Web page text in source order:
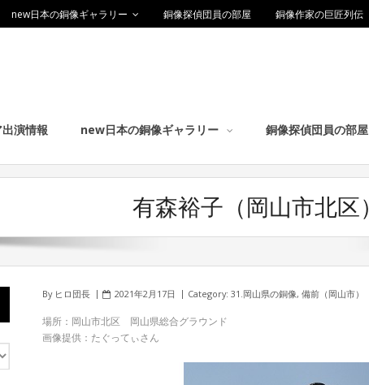
new日本の銅像ギャラリー 銅像探偵団員の部屋 銅像作家の巨匠列伝
演情報 new日本の銅像ギャラリー 銅像探偵団員の部屋
有森裕子（岡山市北区）
By ヒロ団長 2021年2月17日 Category: 31.岡山県の銅像, 備前（岡山市）
場所：岡山市北区 岡山県総合グラウンド
画像提供：たぐってぃさん